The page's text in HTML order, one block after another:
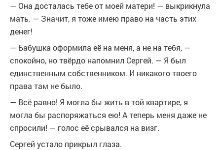
— Она досталась тебе от моей матери! — выкрикнула
мать. — Значит, я тоже имею право на часть этих
денег!
— Бабушка оформила её на меня, а не на тебя, —
спокойно, но твёрдо напомнил Сергей. — Я был
единственным собственником. И никакого твоего
права там не было.
— Всё равно! Я могла бы жить в той квартире, я
могла бы распоряжаться ею! А теперь меня даже не
спросили! — голос её срывался на визг.
Сергей устало прикрыл глаза.